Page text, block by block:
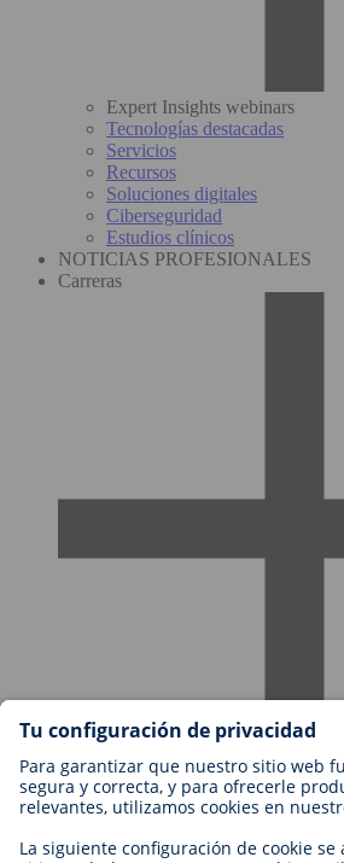
Expert Insights webinars
Tecnologías destacadas
Servicios
Recursos
Soluciones digitales
Ciberseguridad
Estudios clínicos
NOTICIAS PROFESIONALES
Carreras
Empleos en BIOTRONIK
Niveles profesionales
Aplicación